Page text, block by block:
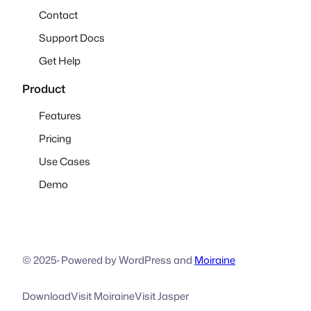
Contact
Support Docs
Get Help
Product
Features
Pricing
Use Cases
Demo
© 2025·Powered by WordPress and Moiraine
DownloadVisit MoiraineVisit Jasper